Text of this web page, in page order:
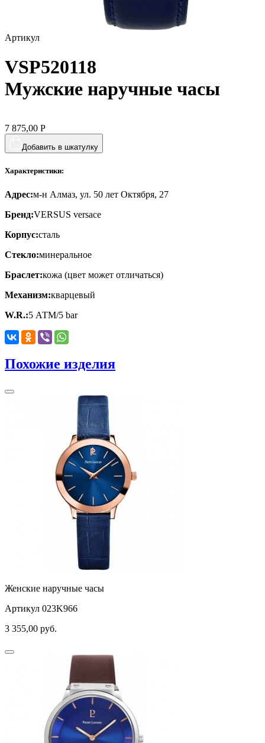
Артикул
VSP520118
Мужские наручные часы
7 875,00 Р
Добавить в шкатулку
Характеристики:
Адрес:м-н Алмаз, ул. 50 лет Октября, 27
Бренд:VERSUS versace
Корпус:сталь
Стекло:минеральное
Браслет:кожа (цвет может отличаться)
Механизм:кварцевый
W.R.:5 АТМ/5 bar
Похожие изделия
Женские наручные часы
Артикул 023K966
3 355,00 руб.